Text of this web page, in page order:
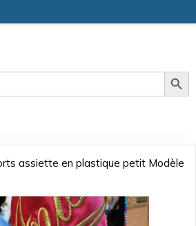
Search Button
assiette en plastique petit Modèle